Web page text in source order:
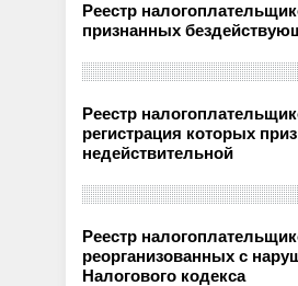
Реестр
признанных
Реестр
регистрация которых
недействительной
Реестр
реорганизованных с
Налогового кодекса